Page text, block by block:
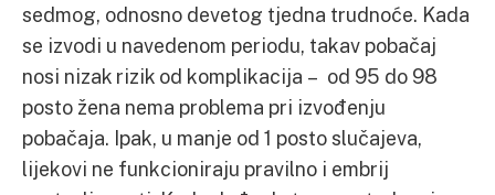
sedmog, odnosno devetog tjedna trudnoće. Kada
se izvodi u navedenom periodu, takav pobačaj
nosi nizak rizik od komplikacija – od 95 do 98
posto žena nema problema pri izvođenju
pobačaja. Ipak, u manje od 1 posto slučajeva,
lijekovi ne funkcioniraju pravilno i embrij